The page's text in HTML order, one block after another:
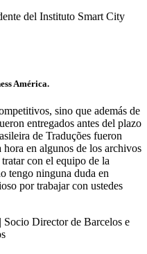
América.
sino que además de
entregados antes del plazo
de Traduções fueron
en algunos de los archivos
con el equipo de la
tengo ninguna duda en
por trabajar con ustedes